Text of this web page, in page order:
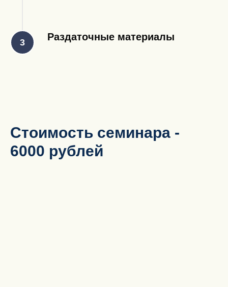
Раздаточные материалы
Стоимость семинара -
6000 рублей